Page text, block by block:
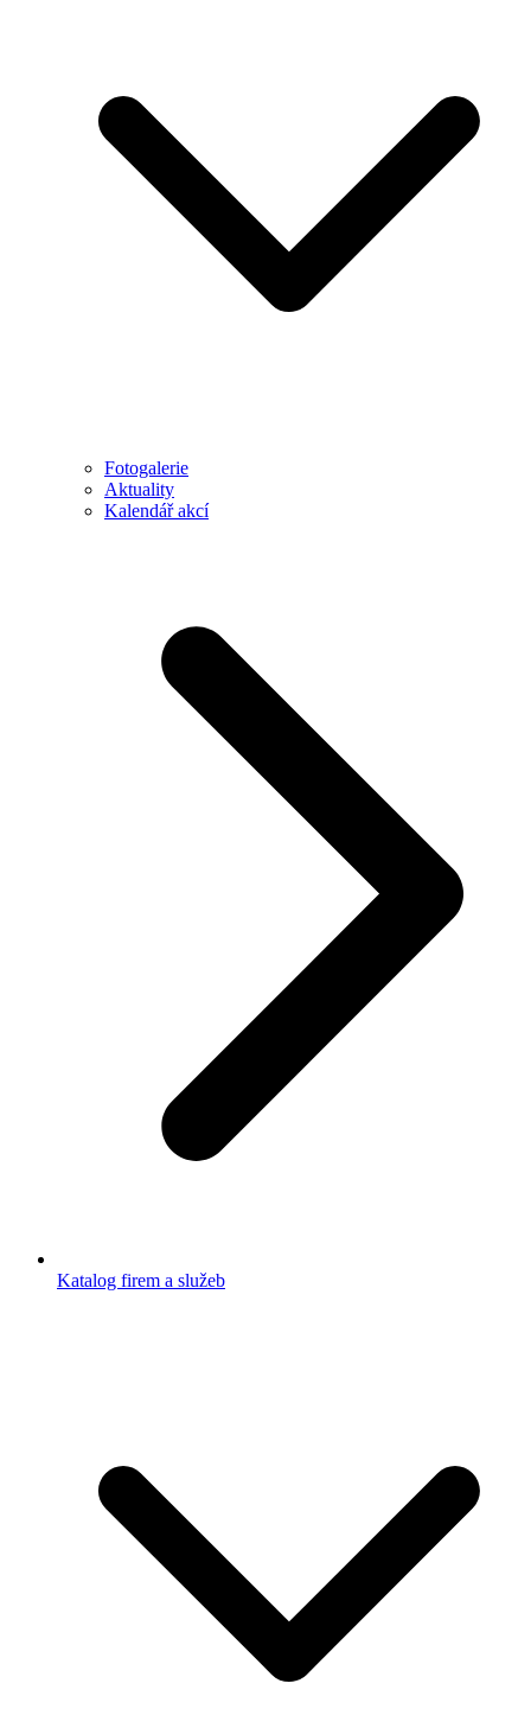
Fotogalerie
Aktuality
Kalendář akcí
Katalog firem a služeb